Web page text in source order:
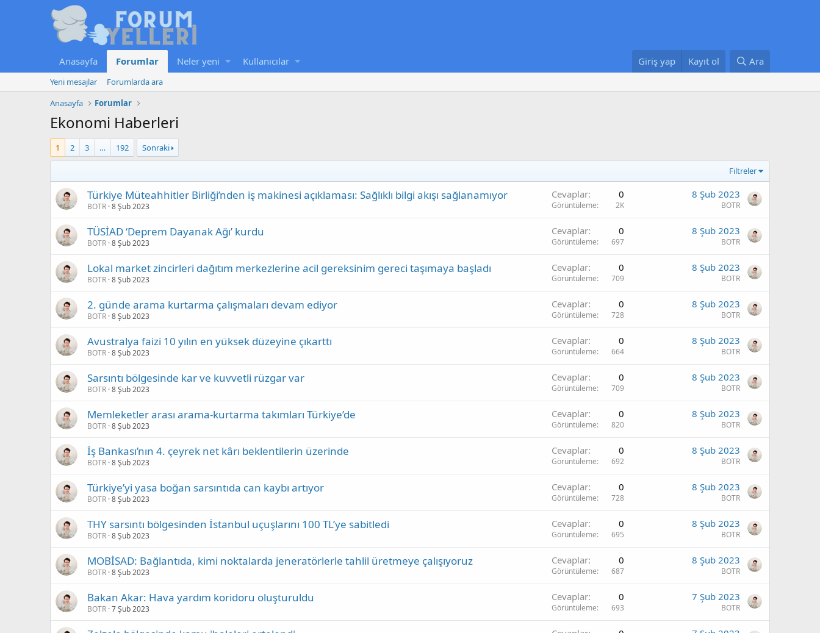
Anasayfa Forumlar Neler yeni Kullanıcılar Giriş yap Kayıt ol Ara
Yeni mesajlar
Forumlarda ara
Anasayfa
Forumlar
Ekonomi Haberleri
1 2 3 … 192 Sonraki
Filtreler
Türkiye Müteahhitler Birliği’nden iş makinesi açıklaması: Sağlıklı bilgi akışı sağlanamıyor
BOTR 8 Şub 2023
Cevaplar 0
Görüntüleme 2K
8 Şub 2023
BOTR
TÜSİAD ‘Deprem Dayanak Ağı’ kurdu
BOTR 8 Şub 2023
Cevaplar 0
Görüntüleme 697
8 Şub 2023
BOTR
Lokal market zincirleri dağıtım merkezlerine acil gereksinim gereci taşımaya başladı
BOTR 8 Şub 2023
Cevaplar 0
Görüntüleme 709
8 Şub 2023
BOTR
2. günde arama kurtarma çalışmaları devam ediyor
BOTR 8 Şub 2023
Cevaplar 0
Görüntüleme 728
8 Şub 2023
BOTR
Avustralya faizi 10 yılın en yüksek düzeyine çıkarttı
BOTR 8 Şub 2023
Cevaplar 0
Görüntüleme 664
8 Şub 2023
BOTR
Sarsıntı bölgesinde kar ve kuvvetli rüzgar var
BOTR 8 Şub 2023
Cevaplar 0
Görüntüleme 709
8 Şub 2023
BOTR
Memleketler arası arama-kurtarma takımları Türkiye’de
BOTR 8 Şub 2023
Cevaplar 0
Görüntüleme 820
8 Şub 2023
BOTR
İş Bankası’nın 4. çeyrek net kârı beklentilerin üzerinde
BOTR 8 Şub 2023
Cevaplar 0
Görüntüleme 692
8 Şub 2023
BOTR
Türkiye’yi yasa boğan sarsıntıda can kaybı artıyor
BOTR 8 Şub 2023
Cevaplar 0
Görüntüleme 728
8 Şub 2023
BOTR
THY sarsıntı bölgesinden İstanbul uçuşlarını 100 TL’ye sabitledi
BOTR 8 Şub 2023
Cevaplar 0
Görüntüleme 695
8 Şub 2023
BOTR
MOBİSAD: Bağlantıda, kimi noktalarda jeneratörlerle tahlil üretmeye çalışıyoruz
BOTR 8 Şub 2023
Cevaplar 0
Görüntüleme 687
8 Şub 2023
BOTR
Bakan Akar: Hava yardım koridoru oluşturuldu
BOTR 7 Şub 2023
Cevaplar 0
Görüntüleme 693
7 Şub 2023
BOTR